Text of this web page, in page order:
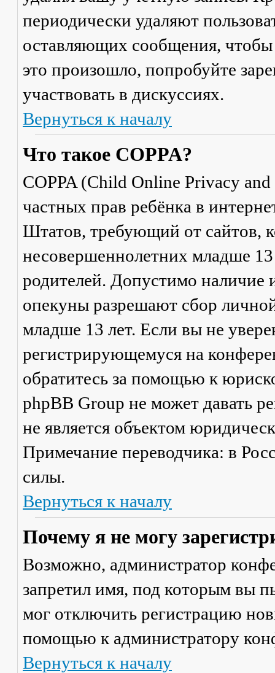
периодически удаляют
оставляющих сообщения,
это произошло, попробуйте
участвовать в дискуссиях.
Вернуться к началу
Что такое COPPA?
COPPA (Child Online Privacy
частных прав ребёнка в
Штатов, требующий от сайтов,
несовершеннолетних младше 13
родителей. Допустимо наличие
опекуны разрешают сбор
младше 13 лет. Если вы не
регистрирующемуся на
обратитесь за помощью к
phpBB Group не может давать
не является объектом
Примечание переводчика: в
силы.
Вернуться к началу
Почему я не могу
Возможно, администратор
запретил имя, под которым вы
мог отключить регистрацию
помощью к администратору
Вернуться к началу